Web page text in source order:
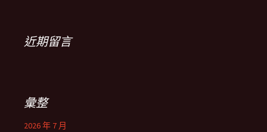
近期留言
彙整
2026 年 7 月